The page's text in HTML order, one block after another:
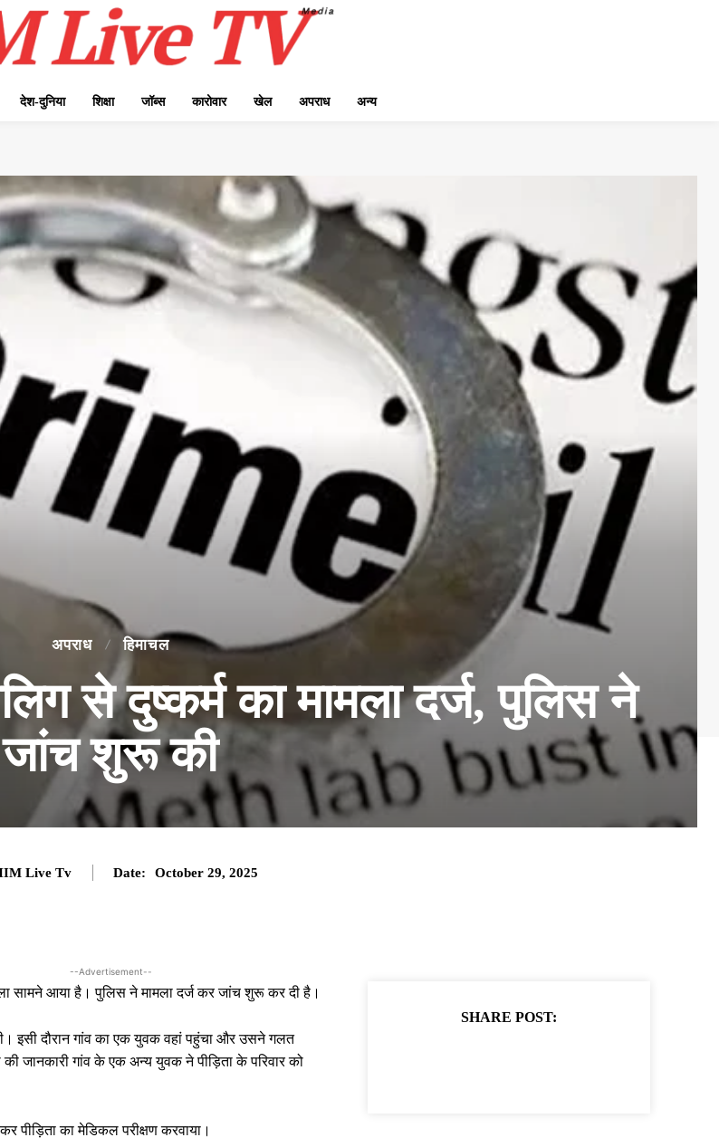
देश-दुनिया शिक्षा जॉब्स कारोवार खेल अपराध अन्य
अपराध हिमाचल
से दुष्कर्म का मामला दर्ज, पुलिस ने
जांच शुरू की
Live Tv Date: October 29, 2025
--Advertisement--
सामने आया है। पुलिस ने मामला दर्ज कर जांच शुरू कर दी है।
इसी दौरान गांव का एक युवक वहां पहुंचा और उसने गलत
जानकारी गांव के एक अन्य युवक ने पीड़िता के परिवार को
पीड़िता का मेडिकल परीक्षण करवाया।
SHARE POST: